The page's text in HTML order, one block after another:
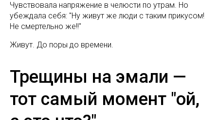
Чувствовала напряжение в челюсти по утрам. Но
убеждала себя: "Ну живут же люди с таким прикусом!
Не смертельно же!!"
Живут. До поры до времени.
Трещины на эмали —
тот самый момент "ой,